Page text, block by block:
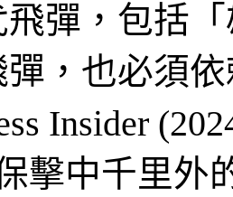
彈，包括
彈 ，也必須
Insider
擊中千里外